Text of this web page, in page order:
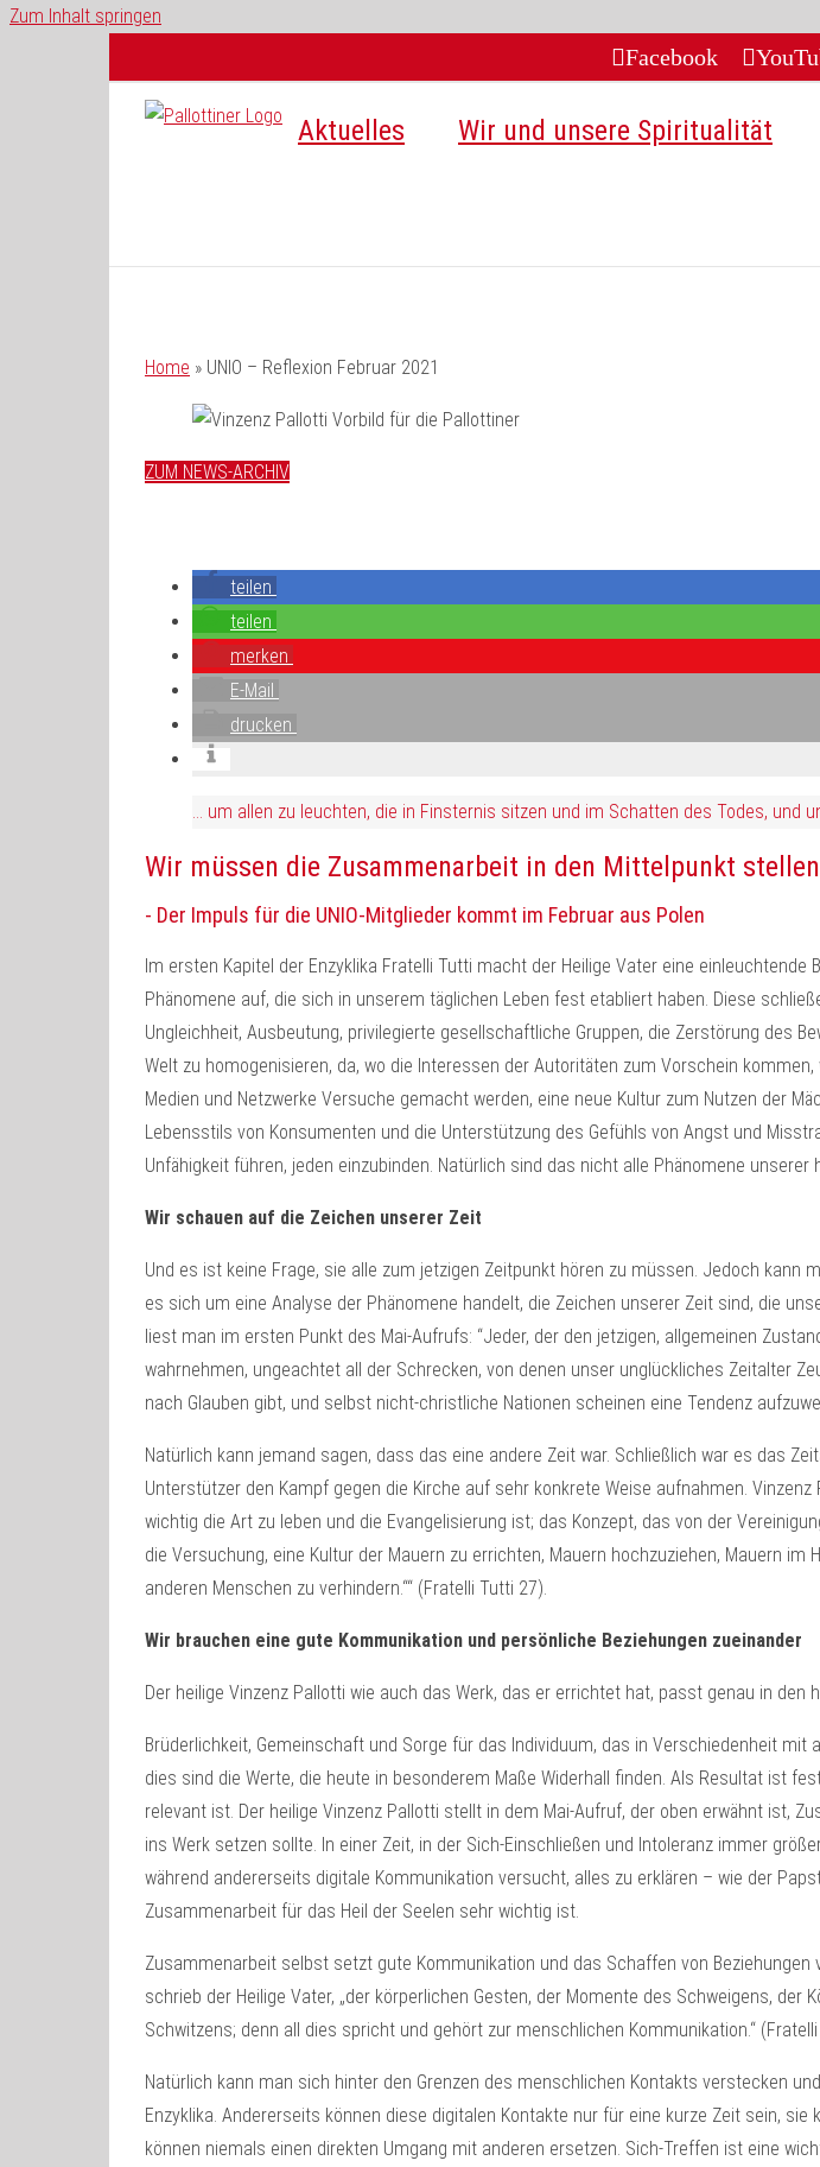
Zum Inhalt springen
Facebook
Aktuelles Wir und unsere Spiritualität
Home » UNIO – Reflexion Februar 2021
ZUM NEWS-ARCHIV
teilen
teilen
merken
E-Mail
drucken
… um allen zu leuchten, die in Finsternis sitzen und im Schatten des Todes, und
Wir müssen die Zusammenarbeit in den Mittelpunkt stellen
- Der Impuls für die UNIO-Mitglieder kommt im Februar aus Polen
Im ersten Kapitel der Enzyklika Fratelli Tutti macht der Heilige Vater eine
Phänomene auf, die sich in unserem täglichen Leben fest etabliert haben. Diese
Ungleichheit, Ausbeutung, privilegierte gesellschaftliche Gruppen, die Zerstörung des
Welt zu homogenisieren, da, wo die Interessen der Autoritäten zum Vorschein
Medien und Netzwerke Versuche gemacht werden, eine neue Kultur zum Nutzen der
Lebensstils von Konsumenten und die Unterstützung des Gefühls von Angst und
Unfähigkeit führen, jeden einzubinden. Natürlich sind das nicht alle Phänomene unserer
Wir schauen auf die Zeichen unserer Zeit
Und es ist keine Frage, sie alle zum jetzigen Zeitpunkt hören zu müssen. Jedoch kann
es sich um eine Analyse der Phänomene handelt, die Zeichen unserer Zeit sind, die
liest man im ersten Punkt des Mai-Aufrufs: “Jeder, der den jetzigen, allgemeinen
wahrnehmen, ungeachtet all der Schrecken, von denen unser unglückliches Zeitalter
nach Glauben gibt, und selbst nicht-christliche Nationen scheinen eine Tendenz
Natürlich kann jemand sagen, dass das eine andere Zeit war. Schließlich war es das
Unterstützer den Kampf gegen die Kirche auf sehr konkrete Weise aufnahmen.
wichtig die Art zu leben und die Evangelisierung ist; das Konzept, das von der
die Versuchung, eine Kultur der Mauern zu errichten, Mauern hochzuziehen, Mauern
anderen Menschen zu verhindern.““ (Fratelli Tutti 27).
Wir brauchen eine gute Kommunikation und persönliche Beziehungen zueinander
Der heilige Vinzenz Pallotti wie auch das Werk, das er errichtet hat, passt genau in den
Brüderlichkeit, Gemeinschaft und Sorge für das Individuum, das in Verschiedenheit
dies sind die Werte, die heute in besonderem Maße Widerhall finden. Als Resultat ist
relevant ist. Der heilige Vinzenz Pallotti stellt in dem Mai-Aufruf, der oben erwähnt ist,
ins Werk setzen sollte. In einer Zeit, in der Sich-Einschließen und Intoleranz immer
während andererseits digitale Kommunikation versucht, alles zu erklären – wie der
Zusammenarbeit für das Heil der Seelen sehr wichtig ist.
Zusammenarbeit selbst setzt gute Kommunikation und das Schaffen von
schrieb der Heilige Vater, „der körperlichen Gesten, der Momente des Schweigens,
Schwitzens; denn all dies spricht und gehört zur menschlichen Kommunikation.“
Natürlich kann man sich hinter den Grenzen des menschlichen Kontakts verstecken
Enzyklika. Andererseits können diese digitalen Kontakte nur für eine kurze Zeit sein,
können niemals einen direkten Umgang mit anderen ersetzen. Sich-Treffen ist eine